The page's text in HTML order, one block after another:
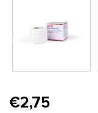
€2,75